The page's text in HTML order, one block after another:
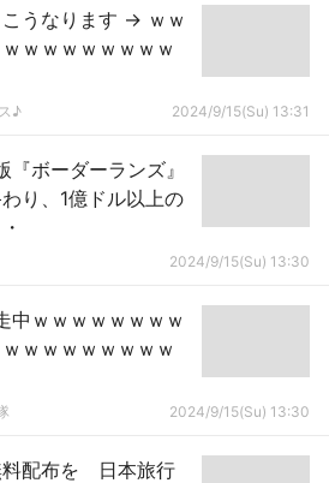
うなります → ｗｗ
ｗｗｗｗｗｗｗｗ
♪ 2024/9/15(Su) 13:31
『ボーダーランズ』
り、1億ドル以上の
2024/9/15(Su) 13:30
中ｗｗｗｗｗｗｗｗ
ｗｗｗｗｗｗｗｗ
2024/9/15(Su) 13:30
料配布を 日本旅行